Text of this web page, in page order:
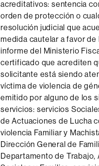
acreditativos: sentencia
orden de protección o
resolución judicial que
medida cautelar a favor de
informe del Ministerio
certificado que acrediten
solicitante está siendo
víctima de violencia de
emitido por alguno de los
servicios: servicios
de Actuaciones de Lucha
violencia Familiar y
Dirección General de
Departamento de Trabajo,